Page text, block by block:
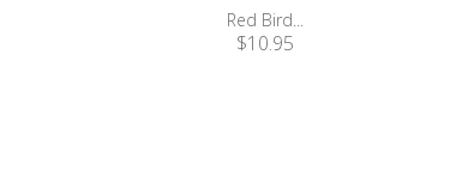
Red Bird...
$10.95